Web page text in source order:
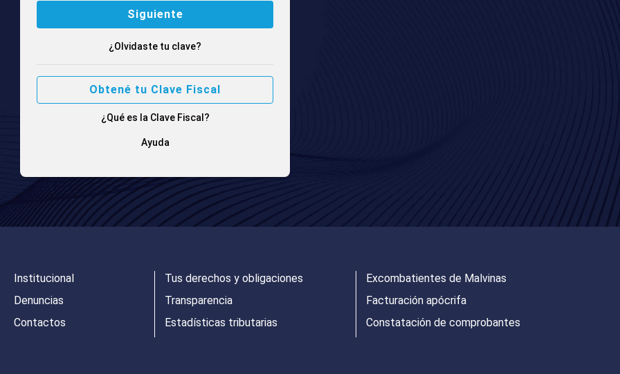
¿Olvidaste tu clave?
Obtené tu Clave Fiscal
¿Qué es la Clave Fiscal?
Ayuda
Institucional
Denuncias
Contactos
Tus derechos y obligaciones
Transparencia
Estadísticas tributarias
Excombatientes de Malvinas
Facturación apócrifa
Constatación de comprobantes